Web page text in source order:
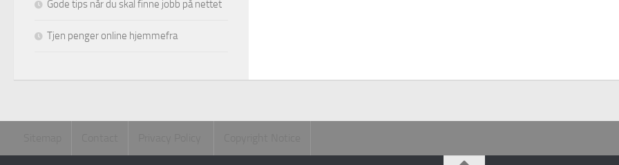
Gode tips når du skal finne jobb på nettet
Tjen penger online hjemmefra